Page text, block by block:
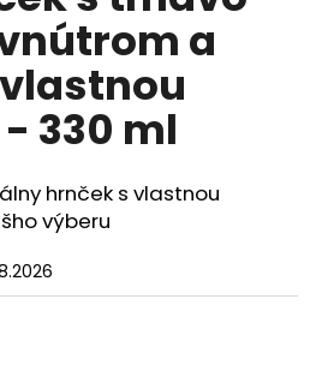
a
330 ml
hrnček s vlastnou
výberu
HĽADAŤ